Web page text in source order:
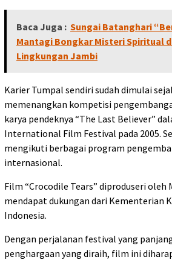
Baca Juga : Sungai Batanghari
Mantagi Bongkar Misteri Spiritual
Lingkungan Jambi
Karier Tumpal sendiri sudah dimulai
memenangkan kompetisi
karya pendeknya “The Last Believer”
International Film Festival pada 2005.
mengikuti berbagai program
internasional.
Film “Crocodile Tears” diproduseri oleh
mendapat dukungan dari Kementerian
Indonesia.
Dengan perjalanan festival yang
penghargaan yang diraih, film ini